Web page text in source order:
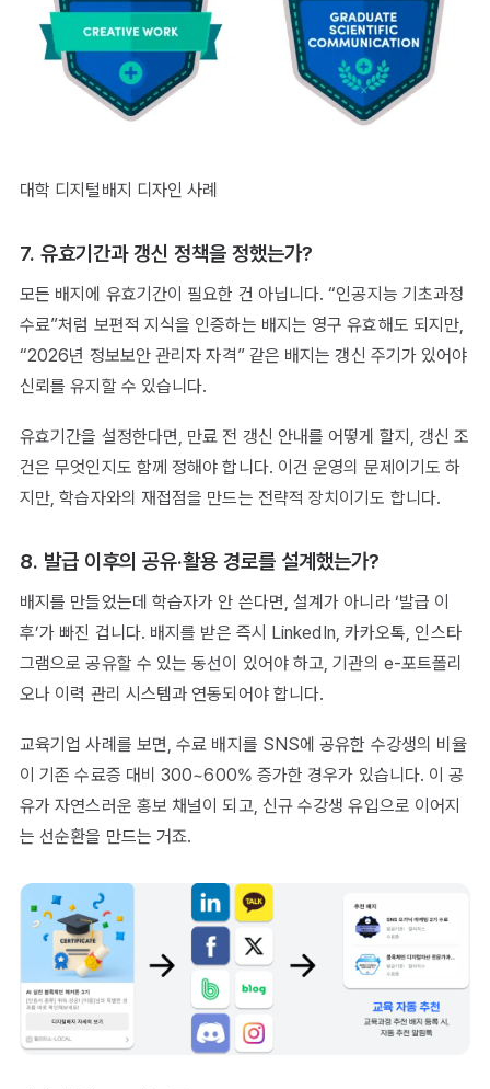
대학 디지털배지 디자인 사례
7. 유효기간과 갱신 정책을 정했는가?
모든 배지에 유효기간이 필요한 건 아닙니다. “인공지능 기초과정
수료”처럼 보편적 지식을 인증하는 배지는 영구 유효해도 되지만,
“2026년 정보보안 관리자 자격” 같은 배지는 갱신 주기가 있어야
신뢰를 유지할 수 있습니다.
유효기간을 설정한다면, 만료 전 갱신 안내를 어떻게 할지, 갱신 조
건은 무엇인지도 함께 정해야 합니다. 이건 운영의 문제이기도 하
지만, 학습자와의 재접점을 만드는 전략적 장치이기도 합니다.
8. 발급 이후의 공유·활용 경로를 설계했는가?
배지를 만들었는데 학습자가 안 쓴다면, 설계가 아니라 ‘발급 이
후’가 빠진 겁니다. 배지를 받은 즉시 LinkedIn, 카카오톡, 인스타
그램으로 공유할 수 있는 동선이 있어야 하고, 기관의 e-포트폴리
오나 이력 관리 시스템과 연동되어야 합니다.
교육기업 사례를 보면, 수료 배지를 SNS에 공유한 수강생의 비율
이 기존 수료증 대비 300~600% 증가한 경우가 있습니다. 이 공
유가 자연스러운 홍보 채널이 되고, 신규 수강생 유입으로 이어지
는 선순환을 만드는 거죠.